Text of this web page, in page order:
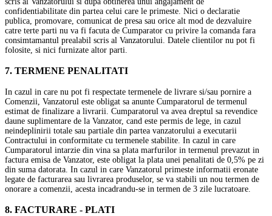
confidentiabilitate din partea celui care le primeste. Nici o declaratie
publica, promovare, comunicat de presa sau orice alt mod de dezvaluire
catre terte parti nu va fi facuta de Cumparator cu privire la comanda fara
consimtamantul prealabil scris al Vanzatorului. Datele clientilor nu pot fi
folosite, si nici furnizate altor parti.
7. TERMENE PENALITATI
In cazul in care nu pot fi respectate termenele de livrare si/sau pornire a
Comenzii, Vanzatorul este obligat sa anunte Cumparatorul de termenul
estimat de finalizare a livrarii. Cumparatorul va avea dreptul sa revendice
daune suplimentare de la Vanzator, cand este permis de lege, in cazul
neindeplinirii totale sau partiale din partea vanzatorului a executarii
Contractului in conformitate cu termenele stabilite. In cazul in care
Cumparatorul intarzie din vina sa plata marfurilor in termenul prevazut in
factura emisa de Vanzator, este obligat la plata unei penalitati de 0,5% pe zi
din suma datorata. In cazul in care Vanzatorul primeste informatii eronate
legate de facturarea sau livrarea produselor, se va stabili un nou termen de
onorare a comenzii, acesta incadrandu-se in termen de 3 zile lucratoare.
8. FACTURARE - PLATI